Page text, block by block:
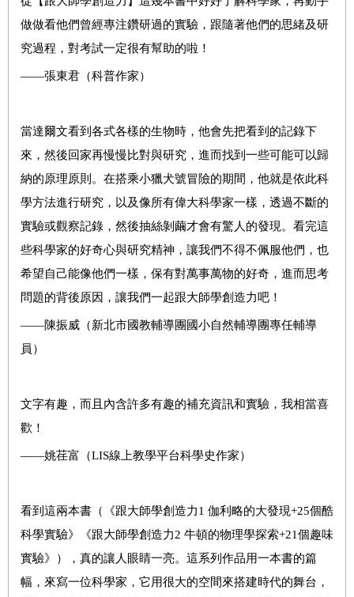
做做看他們曾經專注鑽研過的實驗，跟隨著他們的思緒及研
究過程，對考試一定很有幫助的啦！
——張東君 （科普作家）
當達爾文看到各式各樣的生物時，他會先把看到的記錄下
來，然後回家再慢慢比對與研究，進而找到一些可能可以歸
納的原理原則。在搭乘小獵犬號冒險的期間，他就是依此科
學方法進行研究，以及像所有偉大科學家一樣，透過不斷的
實驗或觀察記錄，然後抽絲剝繭才會有驚人的發現。看完這
些科學家的好奇心與研究精神，讓我們不得不佩服他們，也
希望自己能像他們一樣，保有對萬事萬物的好奇，進而思考
問題的背後原因，讓我們一起跟大師學創造力吧！
——陳振威 （新北市國教輔導團國小自然輔導團專任輔導
員）
文字有趣，而且內含許多有趣的補充資訊和實驗，我相當喜
歡！
——姚荏富（LIS線上教學平台科學史作家）
看到這兩本書（《跟大師學創造力1 伽利略的大發現+25個酷
科學實驗》《跟大師學創造力2 牛頓的物理學探索+21個趣味
實驗》），真的讓人眼睛一亮。這系列作品用一本書的篇
幅，來寫一位科學家，它用很大的空間來搭建時代的舞台，